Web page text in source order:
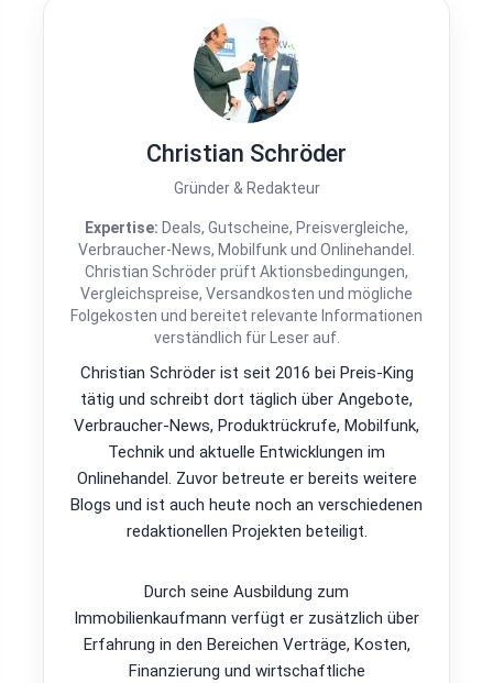
Christian Schröder
Gründer & Redakteur
Expertise: Deals, Gutscheine, Preisvergleiche,
Verbraucher-News, Mobilfunk und Onlinehandel.
Christian Schröder prüft Aktionsbedingungen,
Vergleichspreise, Versandkosten und mögliche
Folgekosten und bereitet relevante Informationen
verständlich für Leser auf.
Christian Schröder ist seit 2016 bei Preis-King
tätig und schreibt dort täglich über Angebote,
Verbraucher-News, Produktrückrufe, Mobilfunk,
Technik und aktuelle Entwicklungen im
Onlinehandel. Zuvor betreute er bereits weitere
Blogs und ist auch heute noch an verschiedenen
redaktionellen Projekten beteiligt.
Durch seine Ausbildung zum
Immobilienkaufmann verfügt er zusätzlich über
Erfahrung in den Bereichen Verträge, Kosten,
Finanzierung und wirtschaftliche